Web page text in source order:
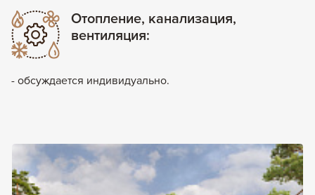
Отопление, канализация,
вентиляция:
- обсуждается индивидуально.